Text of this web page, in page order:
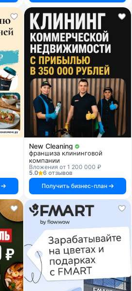
New Cleaning
франшиза клининговой
компании
Вложения от 1 200 000 ₽
5.0
6 отзывов
Получить бизнес-план